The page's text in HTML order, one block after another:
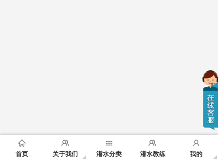
首页 关于我们 潜水分类 潜水教练 我的